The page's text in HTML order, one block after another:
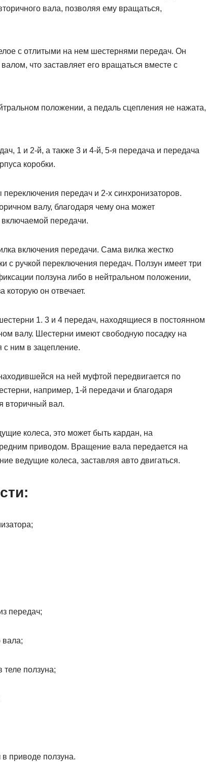
вала, позволяя ему вращаться,
с отлитыми на нем шестернями передач. Он
что заставляет его вращаться вместе с
положении, а педаль сцепления не нажата,
1 и 2-й, а также 3 и 4-й, 5-я передача и передача
коробки.
передач и 2-х синхронизаторов.
валу, благодаря чему она может
передачи.
включения передачи. Сама вилка жестко
с ручкой переключения передач. Ползун имеет три
ползуна либо в нейтральном положении,
которую он отвечает.
1. 3 и 4 передач, находящиеся в постоянном
валу. Шестерни имеют свободную посадку на
с ним в зацепление.
на ней муфтой передвигается по
например, 1-й передачи и благодаря
вторичный вал.
колеса, это может быть кардан, на
приводом. Вращение вала передается на
ведущие колеса, заставляя авто двигаться.
передач;
вала;
теле ползуна;
приводе ползуна.